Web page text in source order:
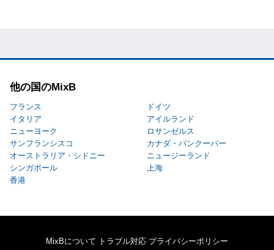
他の国のMixB
フランス
ドイツ
イタリア
アイルランド
ニューヨーク
ロサンゼルス
サンフランシスコ
カナダ・バンクーバー
オーストラリア・シドニー
ニュージーランド
シンガポール
上海
香港
MixBについて トラブル対応 プライバシーポリシー